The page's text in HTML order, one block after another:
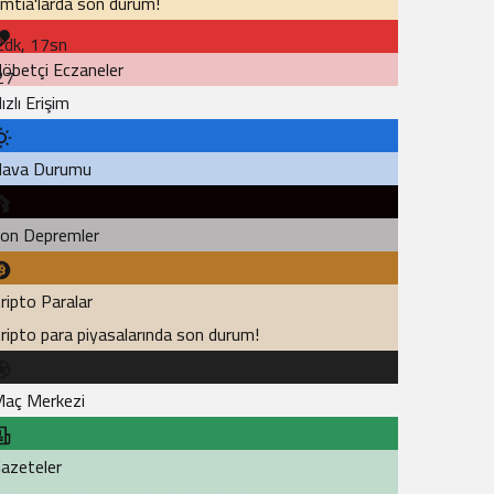
Eczaneler
Erişim
Durumu
Depremler
Paralar
para piyasalarında son durum!
Merkezi
17sn